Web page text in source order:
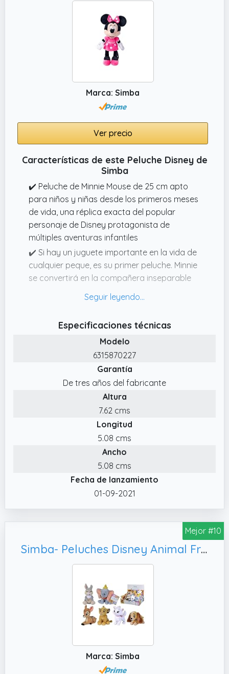
Marca: Simba
Ver precio
Características de este Peluche Disney de
Simba
✔️ Peluche de Minnie Mouse de 25 cm apto
para niños y niñas desde los primeros meses
de vida, una réplica exacta del popular
personaje de Disney protagonista de
múltiples aventuras infantiles
✔️ Si hay un juguete importante en la vida de
cualquier peque, es su primer peluche. Minnie
se convertirá en la compañera inseparable
originales, aptos para niños de todas las
✔️ Ideal para abrazar y dormir en la cuna o
en la camita, el peluche de Minnie es súper
suave al tacto. No podrás dejar de
✔️ Este tierno peluche blandito es perfecto
para jugar durante horas. Además, la
simpática ratona lleva su clásico vestidito
rosa y un lazo, le encantan la abrazos y los
Especificaciones técnicas
Modelo
6315870227
Garantía
De tres años del fabricante
Altura
7.62 cms
Longitud
5.08 cms
Ancho
5.08 cms
Fecha de lanzamiento
01-09-2021
Mejor #10
Simba- Peluches Disney Animal Friends 17cm, Adecuado para Todas Las Edades (6315876253)
Marca: Simba